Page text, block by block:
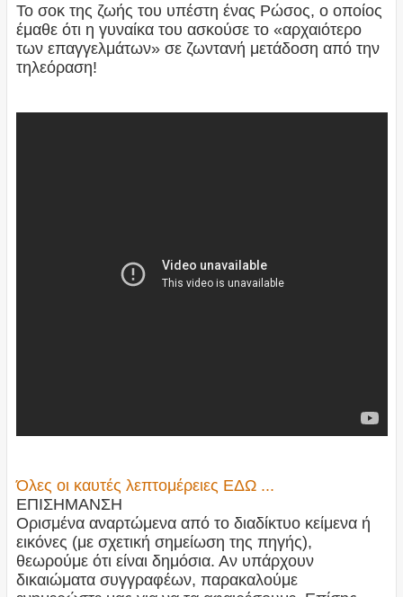
Το σοκ της ζωής του υπέστη ένας Ρώσος, ο οποίος
έμαθε ότι η γυναίκα του ασκούσε το «αρχαιότερο
των επαγγελμάτων» σε ζωντανή μετάδοση από την
τηλεόραση!
Όλες οι καυτές λεπτομέρειες ΕΔΩ ...
ΕΠΙΣΗΜΑΝΣΗ
Ορισμένα αναρτώμενα από το διαδίκτυο κείμενα ή
εικόνες (με σχετική σημείωση της πηγής),
θεωρούμε ότι είναι δημόσια. Αν υπάρχουν
δικαιώματα συγγραφέων, παρακαλούμε